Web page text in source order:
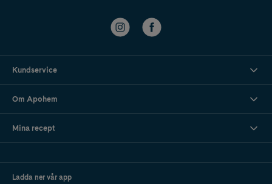
Kundservice
Om Apohem
Mina recept
Ladda ner vår app